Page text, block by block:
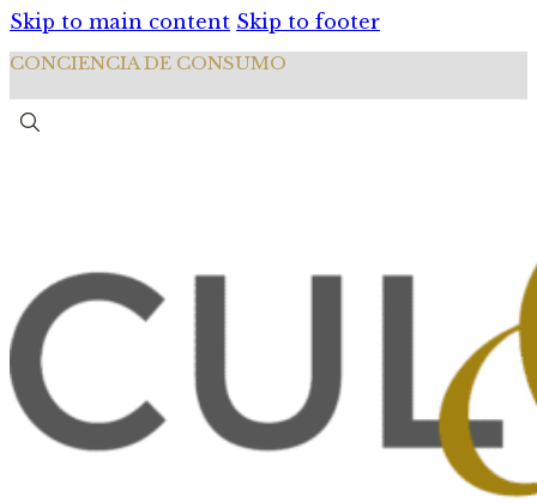
Skip to main content Skip to footer
CONCIENCIA DE CONSUMO